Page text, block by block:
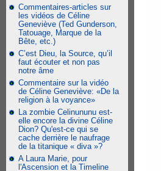
Commentaires-articles sur
les vidéos de Céline
Geneviève (Ted Gunderson,
Tatouage, Marque de la
Bête, etc.)
C’est Dieu, la Source, qu’il
faut écouter et non pas
notre âme
Commentaire sur la vidéo
de Céline Geneviève: «De la
religion à la voyance»
La zombie Celinununu est-
elle encore la divine Céline
Dion? Qu'est-ce qui se
cache derrière le naufrage
de la titanique « diva »?
A Laura Marie, pour
l'Ascension et la Timeline